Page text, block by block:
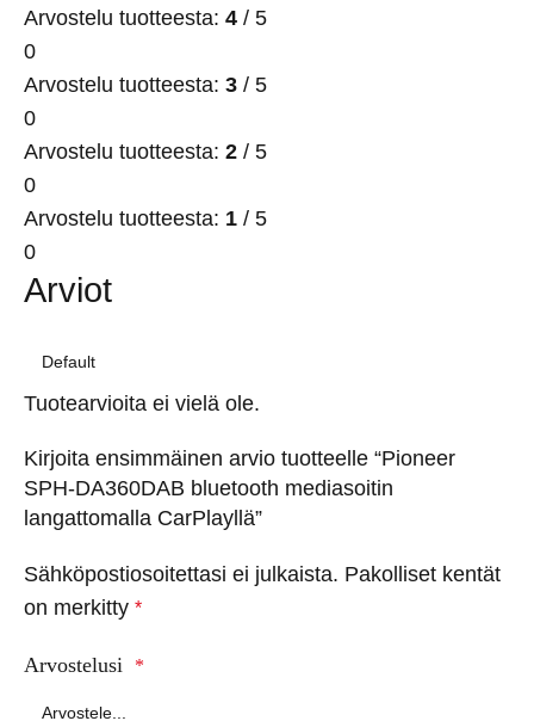
Arvostelu tuotteesta: 4 / 5
0
Arvostelu tuotteesta: 3 / 5
0
Arvostelu tuotteesta: 2 / 5
0
Arvostelu tuotteesta: 1 / 5
0
Arviot
Tuotearvioita ei vielä ole.
Kirjoita ensimmäinen arvio tuotteelle “Pioneer
SPH-DA360DAB bluetooth mediasoitin
langattomalla CarPlayllä”
Sähköpostiosoitettasi ei julkaista. Pakolliset kentät
on merkitty *
Arvostelusi *